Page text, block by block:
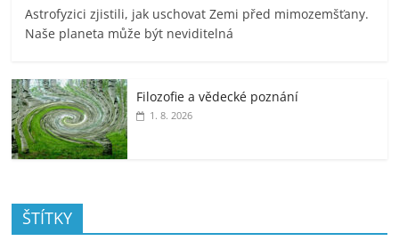
Astrofyzici zjistili, jak uschovat Zemi před mimozemšťany.
Naše planeta může být neviditelná
Filozofie a vědecké poznání
1. 8. 2026
ŠTÍTKY